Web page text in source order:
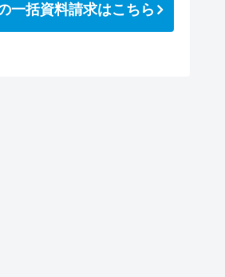
一括資料請求はこちら